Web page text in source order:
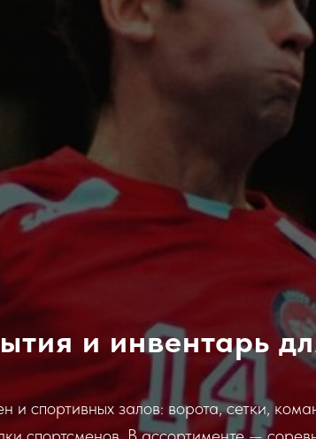
и инвентарь
и спортивных залов: ворота, сетки,